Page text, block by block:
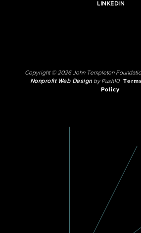
LINKEDIN
Copyright © 2026 John Templeton
Nonprofit Web Designby Push10.
Policy